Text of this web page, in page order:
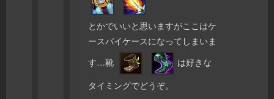
とかでいいと思いますがここはケ
ースバイケースになってしまいま
す…靴
は好きな
タイミングでどうぞ。